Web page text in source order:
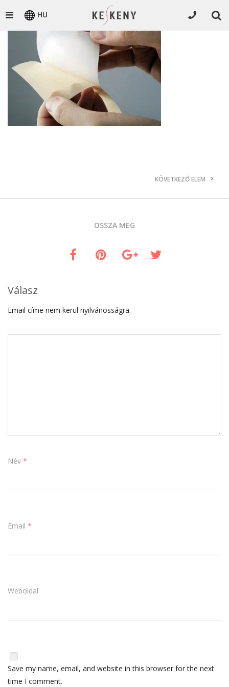
HU
KÖVETKEZŐ ELEM
OSSZA MEG
Válasz
Email címe nem kerül nyilvánosságra.
Név *
Email *
Weboldal
Save my name, email, and website in this browser for the next
time I comment.